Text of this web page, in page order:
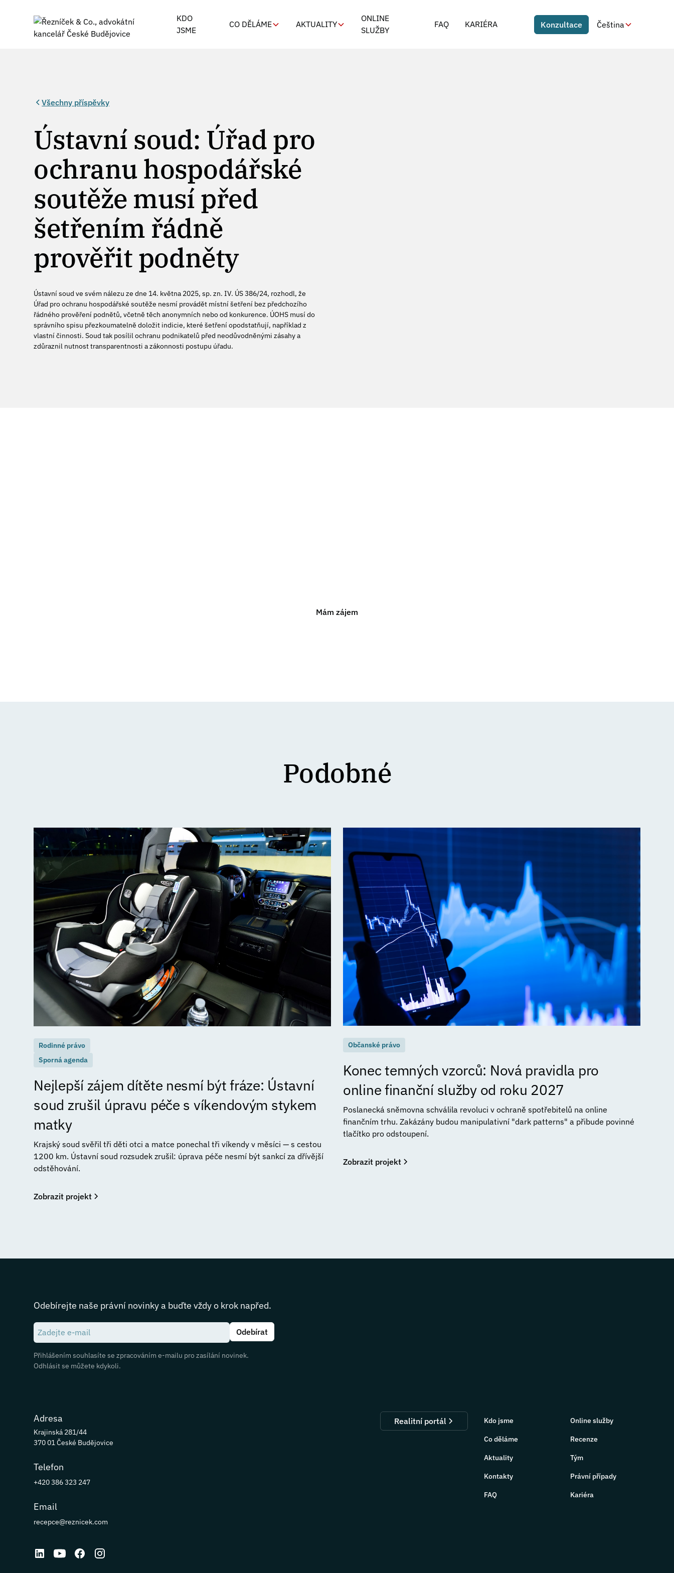
KDO
JSME
CO DĚLÁME AKTUALITY
ONLINE
SLUŽBY
FAQ KARIÉRA Konzultace Čeština
Všechny příspěvky
Ústavní soud: Úřad pro
ochranu hospodářské
soutěže musí před
šetřením řádně
prověřit podněty
Ústavní soud ve svém nálezu ze dne 14. května 2025, sp. zn. IV. ÚS 386/24, rozhodl, že
Úřad pro ochranu hospodářské soutěže nesmí provádět místní šetření bez předchozího
řádného prověření podnětů, včetně těch anonymních nebo od konkurence. ÚOHS musí do
správního spisu přezkoumatelně doložit indicie, které šetření opodstatňují, například z
vlastní činnosti. Soud tak posílil ochranu podnikatelů před neodůvodněnými zásahy a
zdůraznil nutnost transparentnosti a zákonnosti postupu úřadu.
Mám zájem
Podobné
Rodinné právo
Sporná agenda
Nejlepší zájem dítěte nesmí být fráze: Ústavní
soud zrušil úpravu péče s víkendovým stykem
matky
Krajský soud svěřil tři děti otci a matce ponechal tři víkendy v měsíci — s cestou
1200 km. Ústavní soud rozsudek zrušil: úprava péče nesmí být sankcí za dřívější
odstěhování.
Zobrazit projekt
Občanské právo
Konec temných vzorců: Nová pravidla pro
online finanční služby od roku 2027
Poslanecká sněmovna schválila revoluci v ochraně spotřebitelů na online
finančním trhu. Zakázány budou manipulativní "dark patterns" a přibude povinné
tlačítko pro odstoupení.
Zobrazit projekt
Odebírejte naše právní novinky a buďte vždy o krok napřed.
Přihlášením souhlasíte se zpracováním e-mailu pro zasílání novinek.
Odhlásit se můžete kdykoli.
Adresa
Krajinská 281/44
370 01 České Budějovice
Telefon
+420 386 323 247
Email
recepce@reznicek.com
Realitní portál Kdo jsme
Co děláme
Aktuality
Kontakty
FAQ
Online služby
Recenze
Tým
Právní případy
Kariéra